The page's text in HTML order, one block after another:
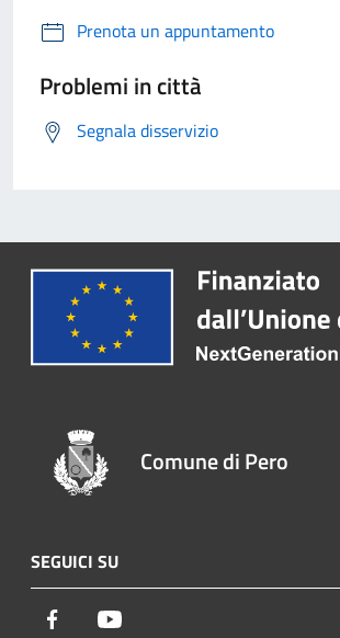
Prenota un appuntamento
Problemi in città
Segnala disservizio
Comune di Pero
SEGUICI SU
Facebook